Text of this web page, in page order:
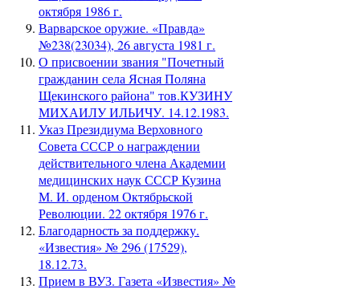
октября 1986 г.
Варварское оружие. «Правда»
№238(23034), 26 августа 1981 г.
О присвоении звания "Почетный
гражданин села Ясная Поляна
Щекинского района" тов.КУЗИНУ
МИХАИЛУ ИЛЬИЧУ. 14.12.1983.
Указ Президиума Верховного
Совета СССР о награждении
действительного члена Академии
медицинских наук СССР Кузина
М. И. орденом Октябрьской
Революции. 22 октября 1976 г.
Благодарность за поддержку.
«Известия» № 296 (17529),
18.12.73.
Прием в ВУЗ. Газета «Известия» №